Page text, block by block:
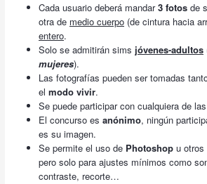
Cada usuario deberá mandar3 fotos de
otra de medio cuerpo (de cintura hacia
entero.
Solo se admitirán sims jóvenes-adultos
mujeres).
Las fotografías pueden ser tomadas
el modo vivir.
Se puede participar con cualquiera de
El concurso es anónimo, ningún
es su imagen.
Se permite el uso de Photoshop u otros
pero solo para ajustes mínimos como
contraste, recorte…